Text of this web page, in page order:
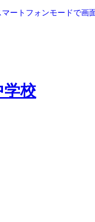
マートフォンモードで画
学校